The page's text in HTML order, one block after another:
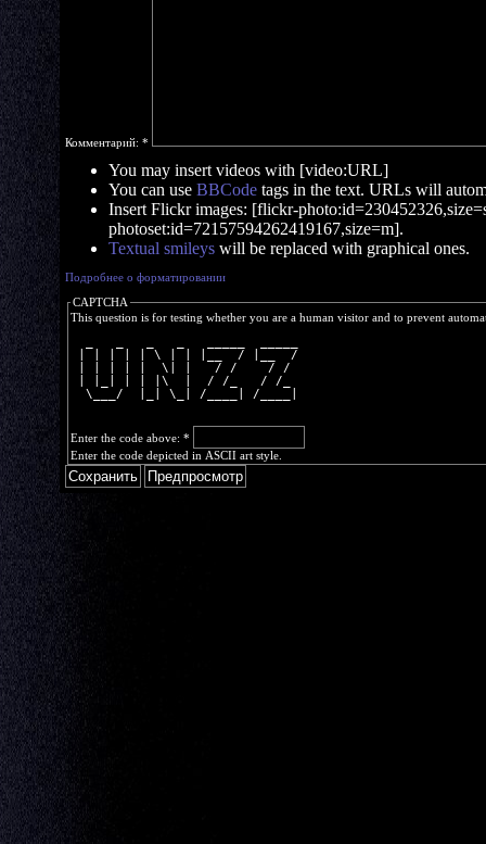
Комментарий: *
You may insert videos with [video:URL]
You can use BBCode tags in the text. URLs will
Insert Flickr images: [flickr-
photoset:id=72157594262419167,size=m].
Textual smileys will be replaced with graphical ones.
Подробнее о форматировании
CAPTCHA
This question is for testing whether you are a human visitor and to prevent
| | | | | \ | | |__  / |__  /
| | | | |  \| |   / /    / /
| |_| | | |\  |  / /_   / /_
  \___/  |_| \_| /____| /____|
Enter the code above: *
Enter the code depicted in ASCII art style.